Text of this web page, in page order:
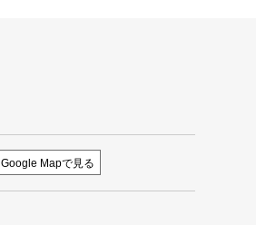
Google Mapで見る